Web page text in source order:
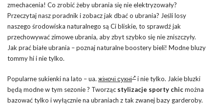
zmechacenia! Co zrobić żeby ubrania się nie elektryzowały?
Przeczytaj nasz poradnik i zobacz jak dbać o ubrania? Jeśli losy
naszego środowiska naturalnego są Ci bliskie, to sprawdź jak
przechowywać zimowe ubrania, aby zbyt szybko się nie zniszczyły.
Jak prać białe ubrania – poznaj naturalne boostery bieli! Modne bluzy
tommy hi i nie tylko.
Popularne sukienki na lato – ua. жіночі сукні
i nie tylko. Jakie bluzki
będą modne w tym sezonie ? Tworząc stylizacje sporty chicmożna
bazować tylko i wyłącznie na ubraniach z tak zwanej bazy garderoby.